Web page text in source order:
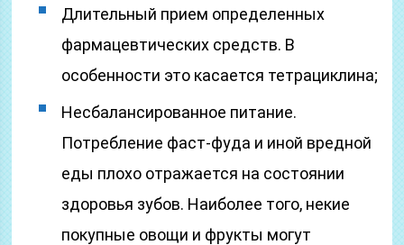
Длительный прием определенных
фармацевтических средств. В
особенности это касается тетрациклина;
Несбалансированное питание.
Потребление фаст-фуда и иной вредной
еды плохо отражается на состоянии
здоровья зубов. Наиболее того, некие
покупные овощи и фрукты могут